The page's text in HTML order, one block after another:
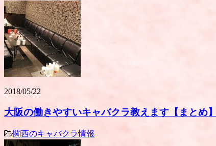
2018/05/22
大阪の働きやすいキャバクラ教えます【まとめ】
関西のキャバクラ情報